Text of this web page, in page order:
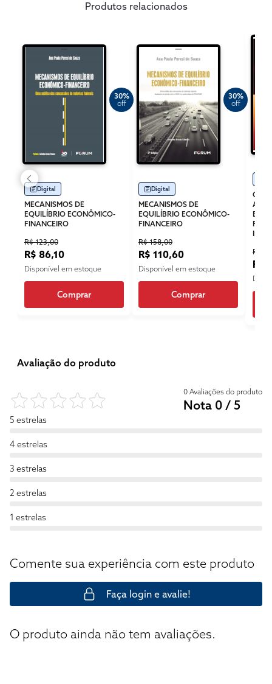
Produtos relacionados
30%
off
Digital
MECANISMOS DE
EQUILÍBRIO ECONÔMICO-
FINANCEIRO
R$ 123,00
R$ 86,10
Disponível em estoque
Comprar
30%
off
Digital
MECANISMOS DE
EQUILÍBRIO ECONÔMICO-
FINANCEIRO
R$ 158,00
R$ 110,60
Disponível em estoque
Comprar
R$
R$
Avaliação do produto
0 Avaliações do produto
Nota 0 / 5
5 estrelas
4 estrelas
3 estrelas
2 estrelas
1 estrelas
Comente sua experiência com este produto
Faça login e avalie!
O produto ainda não tem avaliações.